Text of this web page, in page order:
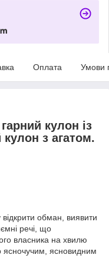
Оплата Умови
кулон із
кулон з агатом.
обман, виявити
речі, що
власника на хвилю
ясночучим, ясновидним